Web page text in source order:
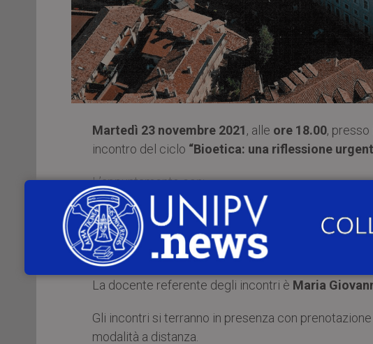
Martedì 23 novembre 2021, alle ore 18.00, presso
incontro del ciclo “Bioetica: una riflessione
L’appuntamento con:
Sperimentare un farmaco nell’uomo: aspetti etici
Stefano Govoni
Università di Pavia
La docente referente degli incontri è Maria
Gli incontri si terranno in presenza con
modalità a distanza.